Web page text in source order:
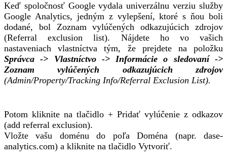
Keď spoločnosť Google vydala univerzálnu verziu služby
Google Analytics, jedným z vylepšení, ktoré s ňou boli
dodané, bol Zoznam vylúčených odkazujúcich zdrojov
(Referral exclusion list). Nájdete ho vo vašich
nastaveniach vlastníctva tým, že prejdete na položku
Správca -> Vlastníctvo -> Informácie o sledovaní ->
Zoznam vylúčených odkazujúcich zdrojov
(Admin/Property/Tracking Info/Referral Exclusion List).
Potom kliknite na tlačidlo + Pridať vylúčenie z odkazov
(add referral exclusion).
Vložte vašu doménu do poľa Doména (napr. dase-
analytics.com) a kliknite na tlačidlo Vytvoriť.